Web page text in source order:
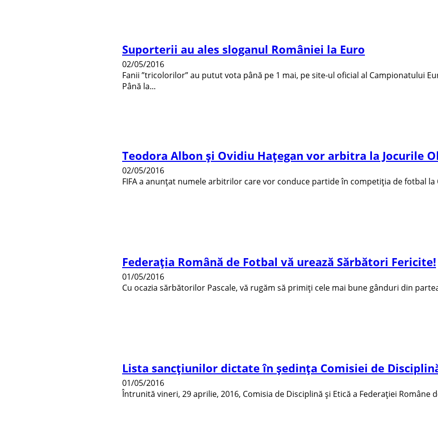
Suporterii au ales sloganul României la Euro
02/05/2016
Fanii ”tricolorilor” au putut vota până pe 1 mai, pe site-ul oficial al Campionatului
Până la...
Teodora Albon și Ovidiu Hațegan vor arbitra la Jocurile
02/05/2016
FIFA a anunțat numele arbitrilor care vor conduce partide în competiția de fotbal la
Federația Română de Fotbal vă urează Sărbători Fericite!
01/05/2016
Cu ocazia sărbătorilor Pascale, vă rugăm să primiți cele mai bune gânduri din
Lista sancțiunilor dictate în ședința Comisiei de
01/05/2016
Întrunită vineri, 29 aprilie, 2016, Comisia de Disciplină și Etică a Federației Române